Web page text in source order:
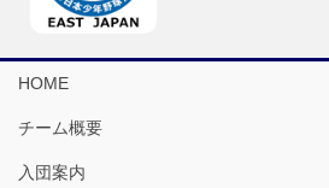
HOME
チーム概要
入団案内